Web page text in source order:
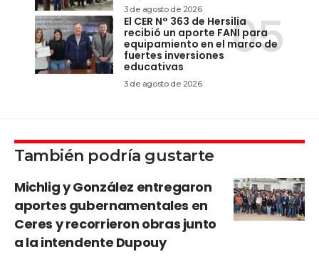
3 de agosto de 2026
El CER N° 363 de Hersilia
recibió un aporte FANI para
equipamiento en el marco de
fuertes inversiones
educativas
3 de agosto de 2026
También podría gustarte
Michlig y González entregaron
aportes gubernamentales en
Ceres y recorrieron obras junto
a la intendente Dupouy